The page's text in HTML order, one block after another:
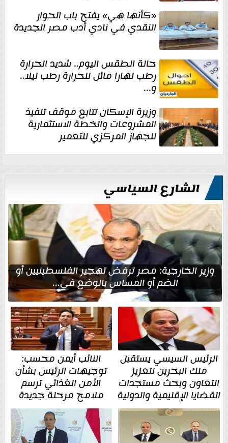
«كأنها هي» يفتح باب الحوار
النقدي في نادي أدب مصر الجديدة
حالة الطقس اليوم.. شديد الحرارة
رطب نهارا مائل للحرارة رطب ليلا..
و...
وزيرة الإسكان تتابع موقف تنفيذ
المشروعات والخطة الاستثمارية
للجهاز المركزي للتعمير
الشارع السياسي
وزير الخارجية: مصر ترفض تهجير الفلسطينيين أو
الضم أو المساس بالوضع في...
الرئيس السيسي يستقبل
ملك البحرين لتعزيز
التعاون وبحث مستجدات
القضايا الإقليمية والدولية
النائب أيمن محسب:
توجيهات الرئيس بشأن
الأمن الغذائي ترسم
ملامح مرحلة جديدة